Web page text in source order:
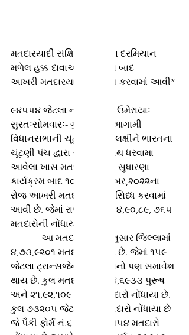
મતદારયાદી સંક્ષિપ્ત સુધારણા દરમિયાન
મળેલ હક્ક-દાવાઓના નિકાલ બાદ
આખરી મતદારયાદી પ્રસિધ્ધ કરવામાં આવી*
૯૪૫૫૪ જેટલા નવા મતદારો ઉમેરાયાઃ
સુરતઃસોમવારઃ- ગુજરાતમાં આગામી
વિધાનસભાની ચૂંટણીને અનુલક્ષીને ભારતના
ચૂંટણી પંચ દ્વારા રાજ્યમા હાથ ધરવામા
આવેલા ખાસ મતદાર સંક્ષિપ્ત સુધારણા
કાર્યક્રમ બાદ ૧૦મી ઓકટોબર,૨૦૨૨ના
રોજ આખરી મતદારયાદી પ્રસિધ્ધ કરવામાં
આવી છે. જેમાં રાજ્યમાં કુલ ૪,૯૦,૮૯, ૭૬૫
મતદારોની નોંધાય છે.
૪,૭૩,૯૨૦૧ મતદારો નોંધાયા છે. જેમાં ૧૫૯
જેટલા ટ્રાન્સજેન્ડર મતદારોનો પણ સમાવેશ
થાય છે. કુલ મતદારોમાં ૨,૫૪,૬૯૩૩ પુરૂષ
અને ૨૧,૯૨,૧૦૯ મહિલા મતદારો નોંધાયા છે.
કુલ ૭૩૨૦૫ જેટલા નવા મતદારો નોંધાયા છે
જે પૈકી ફોર્મ નં.૬ ભરીને ૯૪૫૫૪ મતદારો